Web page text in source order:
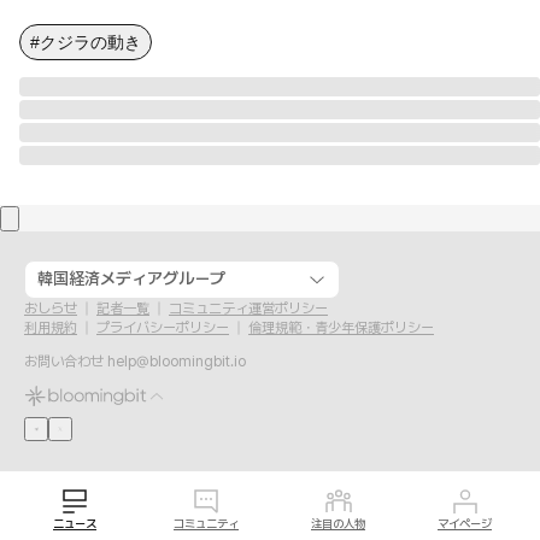
#クジラの動き
韓国経済メディアグループ
おしらせ 記者一覧
コミュニティ運営ポリシー
利用規約
プライバシーポリシー
倫理規範・青少年保護ポリシー
お問い合わせ help@bloomingbit.io
ニュース コミュニティ 注目の人物 マイページ